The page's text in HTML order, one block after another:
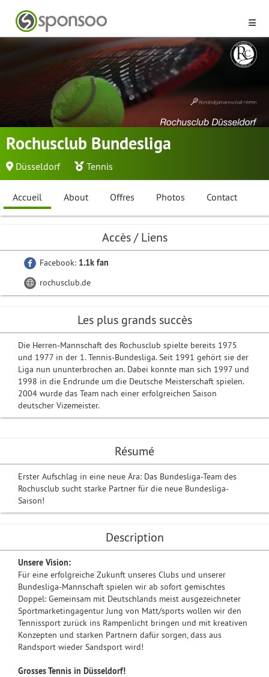
Rochusclub Bundesliga
Düsseldorf Tennis
Accueil About Offres Photos Contact
Résumé
Erster Aufschlag in eine neue Ära: Das Bundesliga-Team des
Rochusclub sucht starke Partner für die neue Bundesliga-
Saison!
Description
Unsere Vision:
Für eine erfolgreiche Zukunft unseres Clubs und unserer
Bundesliga-Mannschaft spielen wir ab sofort gemischtes
Doppel: Gemeinsam mit Deutschlands meist ausgezeichneter
Sportmarketingagentur Jung von Matt/sports wollen wir den
Tennissport zurück ins Rampenlicht bringen und mit kreativen
Konzepten und starken Partnern dafür sorgen, dass aus
Randsport wieder Sandsport wird!
Grosses Tennis in Düsseldorf!
Accès / Liens
Facebook: 1.1k fan
rochusclub.de
Les plus grands succès
Die Herren-Mannschaft des Rochusclub spielte bereits 1975
und 1977 in der 1. Tennis-Bundesliga. Seit 1991 gehört sie der
Liga nun ununterbrochen an. Dabei konnte man sich 1997 und
1998 in die Endrunde um die Deutsche Meisterschaft spielen.
2004 wurde das Team nach einer erfolgreichen Saison
deutscher Vizemeister.